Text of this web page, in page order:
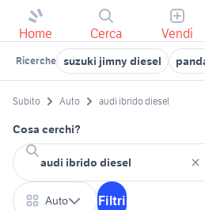
Home Cerca Vendi
Ricerche suzuki jimny diesel
Subito Auto audi ibrido diesel
Cosa cerchi?
Auto Filtri